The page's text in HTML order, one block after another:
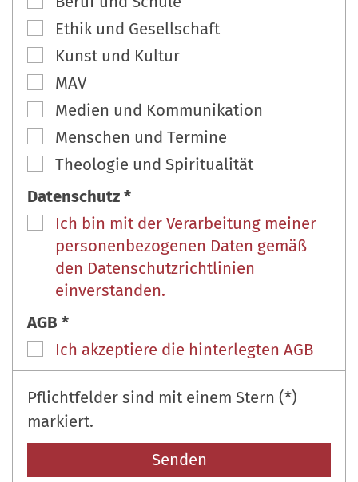
Ethik und Gesellschaft
Kunst und Kultur
MAV
Medien und Kommunikation
Menschen und Termine
Theologie und Spiritualität
Datenschutz *
Ich bin mit der Verarbeitung meiner
personenbezogenen Daten gemäß
den Datenschutzrichtlinien
einverstanden.
AGB *
Ich akzeptiere die hinterlegten AGB
Pflichtfelder sind mit einem Stern (*)
markiert.